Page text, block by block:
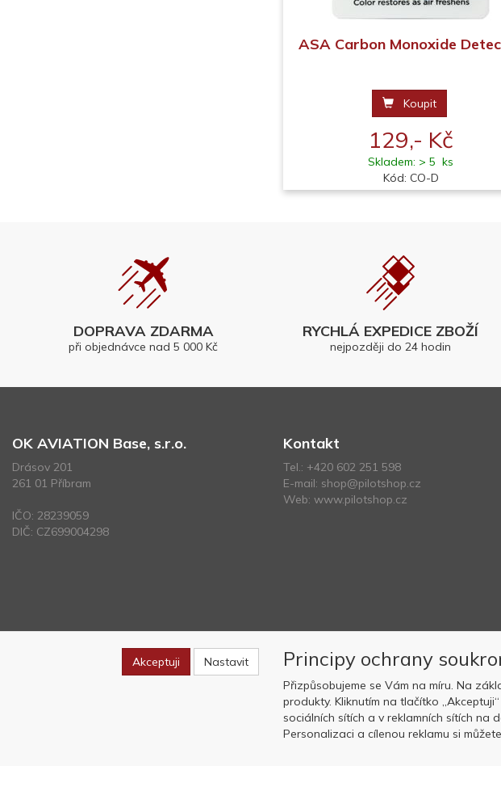
ASA Carbon Monoxide
Koupit
129,- Kč
Skladem: > 5 ks
Kód: CO-D
DOPRAVA ZDARMA
při objednávce nad 5 000 Kč
RYCHLÁ EXPEDICE ZBOŽÍ
nejpozději do 24 hodin
OK AVIATION Base, s.r.o.
Drásov 201
261 01 Příbram
IČO: 28239059
DIČ: CZ699004298
Kontakt
Tel.: +420 602 251 598
E-mail: shop@pilotshop.cz
Web: www.pilotshop.cz
Copyright © OK AVIATION
Akceptuji Nastavit Principy ochrany
Přizpůsobujeme se Vám na míru. Na
produkty. Kliknutím na tlačítko
sociálních sítích a v reklamních sítích na
Personalizaci a cílenou reklamu si